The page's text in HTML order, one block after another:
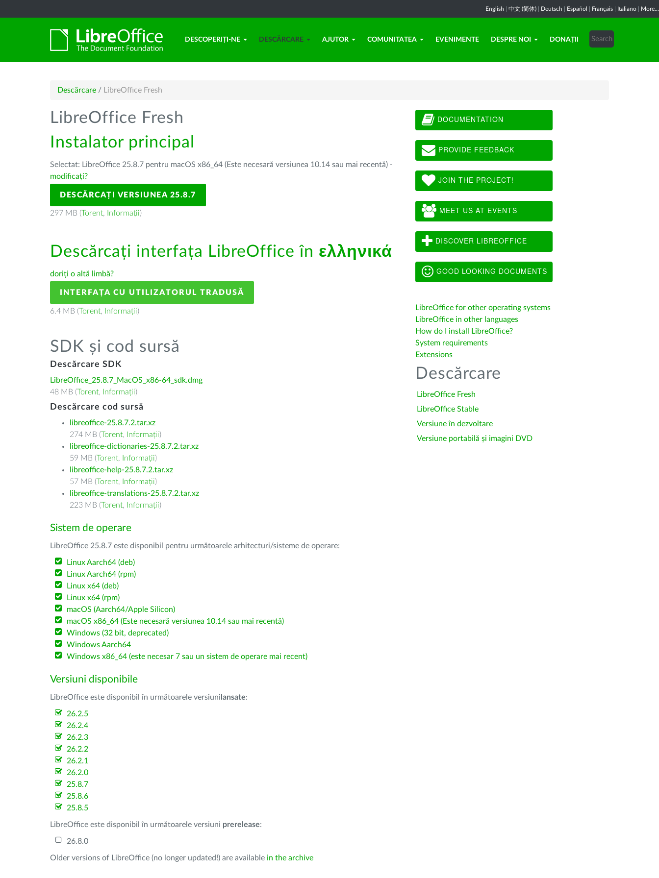
English 中文 (简体) Deutsch Español Français Italiano More...
DESCOPERIȚI-NE DESCĂRCARE AJUTOR COMUNITATEA EVENIMENTE DESPRE NOI DONAȚII
Descărcare / LibreOffice Fresh
LibreOffice Fresh
Instalator principal
Selectat: LibreOffice 25.8.7 pentru macOS x86_64 (Este necesară versiunea 10.14 sau mai recentă) -
modificați?
DESCĂRCAȚI VERSIUNEA 25.8.7
297 MB (Torent, Informații)
Descărcați interfața LibreOffice în ελληνικά
doriți o altă limbă?
INTERFAȚA CU UTILIZATORUL TRADUSĂ
6.4 MB (Torent, Informații)
SDK și cod sursă
Descărcare SDK
LibreOffice_25.8.7_MacOS_x86-64_sdk.dmg
48 MB (Torent, Informații)
Descărcare cod sursă
libreoffice-25.8.7.2.tar.xz
274 MB (Torent, Informații)
libreoffice-dictionaries-25.8.7.2.tar.xz
59 MB (Torent, Informații)
libreoffice-help-25.8.7.2.tar.xz
57 MB (Torent, Informații)
libreoffice-translations-25.8.7.2.tar.xz
223 MB (Torent, Informații)
Sistem de operare
LibreOffice 25.8.7 este disponibil pentru următoarele arhitecturi/sisteme de operare:
Linux Aarch64 (deb)
Linux Aarch64 (rpm)
Linux x64 (deb)
Linux x64 (rpm)
macOS (Aarch64/Apple Silicon)
macOS x86_64 (Este necesară versiunea 10.14 sau mai recentă)
Windows (32 bit, deprecated)
Windows Aarch64
Windows x86_64 (este necesar 7 sau un sistem de operare mai recent)
Versiuni disponibile
LibreOffice este disponibil în următoarele versiuni lansate:
26.2.5
26.2.4
26.2.3
26.2.2
26.2.1
26.2.0
25.8.7
25.8.6
25.8.5
LibreOffice este disponibil în următoarele versiuni prerelease:
26.8.0
Older versions of LibreOffice (no longer updated!) are available in the archive
DOCUMENTATION
PROVIDE FEEDBACK
JOIN THE PROJECT!
MEET US AT EVENTS
DISCOVER LIBREOFFICE
GOOD LOOKING DOCUMENTS
LibreOffice for other operating systems
LibreOffice in other languages
How do I install LibreOffice?
System requirements
Extensions
Descărcare
LibreOffice Fresh
LibreOffice Stable
Versiune în dezvoltare
Versiune portabilă și imagini DVD